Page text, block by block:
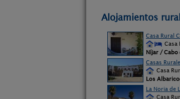
Alojamientos
Casa Rural
Casa
Níjar / Cabo
Casas
Casa
Los
La Noria de
Casa